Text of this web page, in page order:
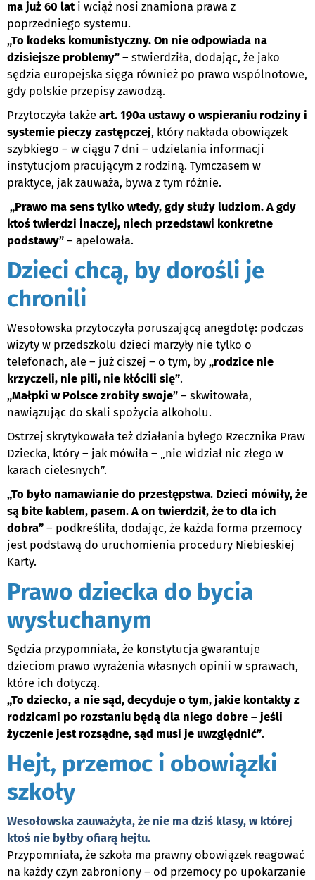
ma już 60 lati wciąż nosi znamiona prawa z
poprzedniego systemu.
„To kodeks komunistyczny. On nie odpowiada na
dzisiejsze problemy” – stwierdziła, dodając, że jako
sędzia europejska sięga również po prawo wspólnotowe,
gdy polskie przepisy zawodzą.
Przytoczyła także art. 190a ustawy o wspieraniu rodziny i
systemie pieczy zastępczej, który nakłada obowiązek
szybkiego – w ciągu 7 dni – udzielania informacji
instytucjom pracującym z rodziną. Tymczasem w
praktyce, jak zauważa, bywa z tym różnie.
„Prawo ma sens tylko wtedy, gdy służy ludziom. A gdy
ktoś twierdzi inaczej, niech przedstawi konkretne
podstawy” – apelowała.
Dzieci chcą, by dorośli je
chronili
Wesołowska przytoczyła poruszającą anegdotę: podczas
wizyty w przedszkolu dzieci marzyły nie tylko o
telefonach, ale – już ciszej – o tym, by „rodzice nie
krzyczeli, nie pili, nie kłócili się”.
„Małpki w Polsce zrobiły swoje” – skwitowała,
nawiązując do skali spożycia alkoholu.
Ostrzej skrytykowała też działania byłego Rzecznika Praw
Dziecka, który – jak mówiła – „nie widział nic złego w
karach cielesnych”.
„To było namawianie do przestępstwa. Dzieci mówiły, że
są bite kablem, pasem. A on twierdził, że to dla ich
dobra” – podkreśliła, dodając, że każda forma przemocy
jest podstawą do uruchomienia procedury Niebieskiej
Karty.
Prawo dziecka do bycia
wysłuchanym
Sędzia przypomniała, że konstytucja gwarantuje
dzieciom prawo wyrażenia własnych opinii w sprawach,
które ich dotyczą.
„To dziecko, a nie sąd, decyduje o tym, jakie kontakty z
rodzicami po rozstaniu będą dla niego dobre – jeśli
życzenie jest rozsądne, sąd musi je uwzględnić”.
Hejt, przemoc i obowiązki
szkoły
Wesołowska zauważyła, że nie ma dziś klasy, w której
ktoś nie byłby ofiarą hejtu.
Przypomniała, że szkoła ma prawny obowiązek reagować
na każdy czyn zabroniony – od przemocy po upokarzanie